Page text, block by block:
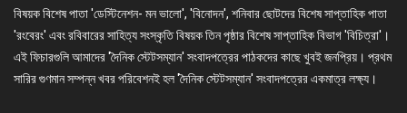
বিষয়ক বিশেষ পাতা 'ডেস্টিনেশন- মন ভালো', 'বিনোদন', শনিবার ছোটদের বিশেষ সাপ্তাহিক পাতা
'রংবেরং' এবং রবিবারের সাহিত্য সংস্কৃতি বিষয়ক তিন পৃষ্ঠার বিশেষ সাপ্তাহিক বিভাগ 'বিচিত্রা'।
এই ফিচারগুলি আমাদের 'দৈনিক স্টেটসম্যান' সংবাদপত্রের পাঠকদের কাছে খুবই জনপ্রিয়। প্রথম
সারির গুণমান সম্পন্ন খবর পরিবেশনই হল 'দৈনিক স্টেটসম্যান' সংবাদপত্রের একমাত্র লক্ষ্য।